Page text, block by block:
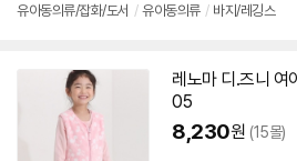
유아동의류/잡화/도서 / 유아동의류 / 바지/레깅스
레노마 디.즈니
05
8,230원 (15몰)